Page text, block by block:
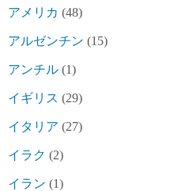
アメリカ (48)
アルゼンチン (15)
アンチル (1)
イギリス (29)
イタリア (27)
イラク (2)
イラン (1)